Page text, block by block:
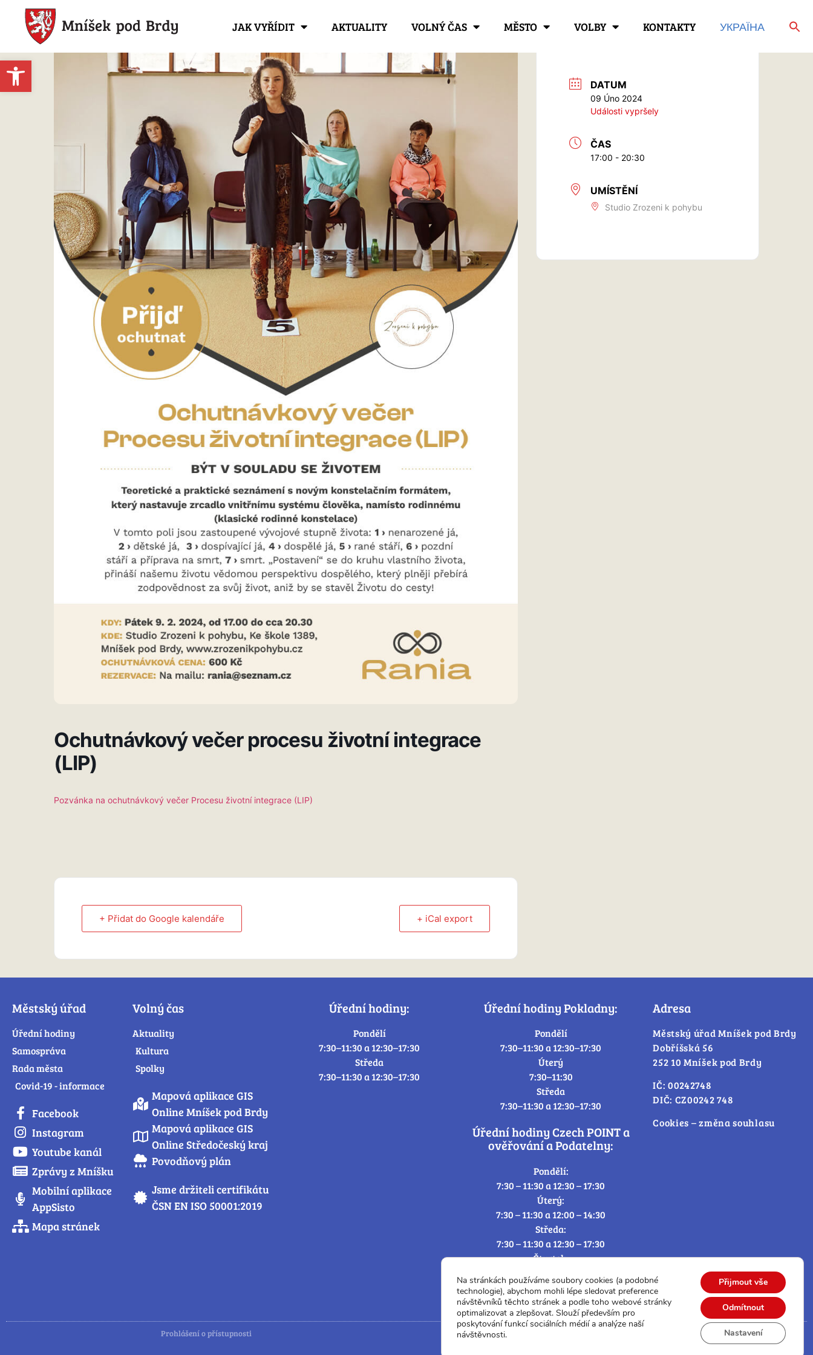
Open toolbar
JAK VYŘÍDIT AKTUALITY VOLNÝ ČAS MĚSTO VOLBY KONTAKTY УКРАЇНА
Ochutnávkový večer procesu životní integrace
(LIP)
Pozvánka na ochutnávkový večer Procesu životní integrace (LIP)
+ Přidat do Google kalendáře + iCal export
DATUM
09 Úno 2024
Události vypršely
ČAS
17:00 - 20:30
UMÍSTĚNÍ
Studio Zrozeni k pohybu
Městský úřad
Úřední hodiny
Samospráva
Rada města
Covid-19 - informace
Facebook
Instagram
Youtube kanál
Zprávy z Mníšku
Mobilní aplikace
AppSisto
Mapa stránek
Volný čas
Aktuality
Kultura
Spolky
Mapová aplikace GIS
Online Mníšek pod Brdy
Mapová aplikace GIS
Online Středočeský kraj
Povodňový plán
Jsme držiteli certifikátu
ČSN EN ISO 50001:2019
Úřední hodiny:
Pondělí
7:30–11:30 a 12:30–17:30
Středa
7:30–11:30 a 12:30–17:30
Úřední hodiny Pokladny:
Pondělí
7:30–11:30 a 12:30–17:30
Úterý
7:30–11:30
Středa
7:30–11:30 a 12:30–17:30
Úřední hodiny Czech POINT a
ověřování a Podatelny:
Pondělí:
7:30 – 11:30 a 12:30 – 17:30
Úterý:
7:30 – 11:30 a 12:00 – 14:30
Středa:
7:30 – 11:30 a 12:30 – 17:30
Čtvrtek:
Pátek:
7:30 – 12:30
Adresa
Městský úřad Mníšek pod Brdy
Dobříšská 56
252 10 Mníšek pod Brdy
IČ: 00242748
DIČ: CZ00242 748
Cookies – změna souhlasu
Prohlášení o přístupnosti
Na stránkách používáme soubory cookies (a podobné
technologie), abychom mohli lépe sledovat preference
návštěvníků těchto stránek a podle toho webové stránky
optimalizovat a zlepšovat. Slouží především pro
poskytování funkcí sociálních médií a analýze naší
návštěvnosti.
Přijmout vše
Odmítnout
Nastavení